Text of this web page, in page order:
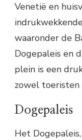
Venetië en
waaronder de
Dogepaleis en
plein is een
zowel toeristen
Dogepaleis
Het